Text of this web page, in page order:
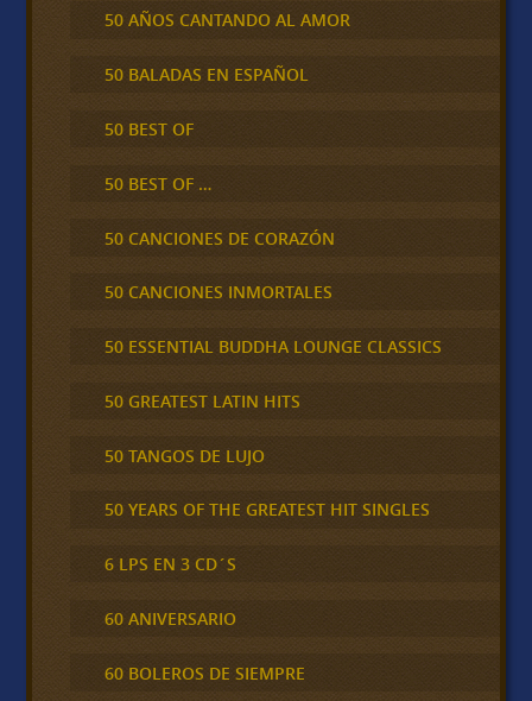
50 AÑOS CANTANDO AL AMOR
50 BALADAS EN ESPAÑOL
50 BEST OF
50 BEST OF …
50 CANCIONES DE CORAZÓN
50 CANCIONES INMORTALES
50 ESSENTIAL BUDDHA LOUNGE CLASSICS
50 GREATEST LATIN HITS
50 TANGOS DE LUJO
50 YEARS OF THE GREATEST HIT SINGLES
6 LPS EN 3 CD´S
60 ANIVERSARIO
60 BOLEROS DE SIEMPRE